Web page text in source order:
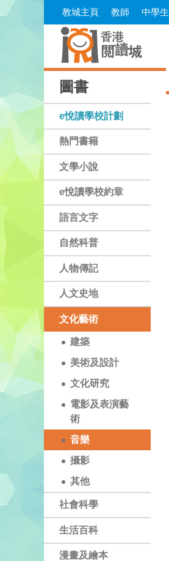
Skip
教城主頁 教師 中學生
圖書
e悅讀學校計劃
熱門書籍
文學小說
e悅讀學校約章
語言文字
自然科普
人物傳記
人文史地
文化藝術
建築
美術及設計
文化研究
電影及表演藝
術
音樂
攝影
其他
社會科學
生活百科
漫畫及繪本